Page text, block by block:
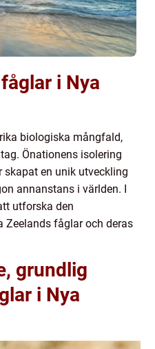
i Nya
biologiska mångfald,
Önationens isolering
en unik utveckling
annanstans i världen. I
utforska den
Zeelands fåglar och deras
grundlig
i Nya